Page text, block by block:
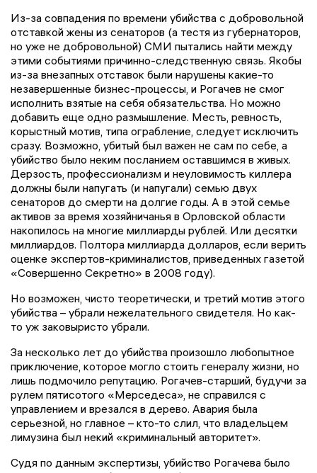
Из-за совпадения по времени убийства с добровольной
отставкой жены из сенаторов (а тестя из губернаторов,
но уже не добровольной) СМИ пытались найти между
этими событиями причинно-следственную связь. Якобы
из-за внезапных отставок были нарушены какие-то
незавершенные бизнес-процессы, и Рогачев не смог
исполнить взятые на себя обязательства. Но можно
добавить еще одно размышление. Месть, ревность,
корыстный мотив, типа ограбление, следует исключить
сразу. Возможно, убитый был важен не сам по себе, а
убийство было неким посланием оставшимся в живых.
Дерзость, профессионализм и неуловимость киллера
должны были напугать (и напугали) семью двух
сенаторов до смерти на долгие годы. А в этой семье
активов за время хозяйничанья в Орловской области
накопилось на многие миллиарды рублей. Или десятки
миллиардов. Полтора миллиарда долларов, если верить
оценке экспертов-криминалистов, приведенных газетой
«Совершенно Секретно» в 2008 году).
Но возможен, чисто теоретически, и третий мотив этого
убийства – убрали нежелательного свидетеля. Но как-
то уж заковыристо убрали.
За несколько лет до убийства произошло любопытное
приключение, которое могло стоить генералу жизни, но
лишь подмочило репутацию. Рогачев-старший, будучи за
рулем пятисотого «Мерседеса», не справился с
управлением и врезался в дерево. Авария была
серьезной, но главное – кто-то слил, что владельцем
лимузина был некий «криминальный авторитет».
Судя по данным экспертизы, убийство Рогачева было